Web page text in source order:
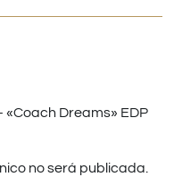
«Coach Dreams» EDP
no será publicada.